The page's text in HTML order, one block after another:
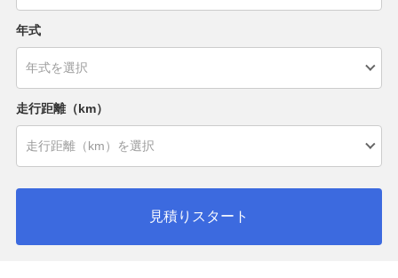
年式
走行距離（km）
見積りスタート